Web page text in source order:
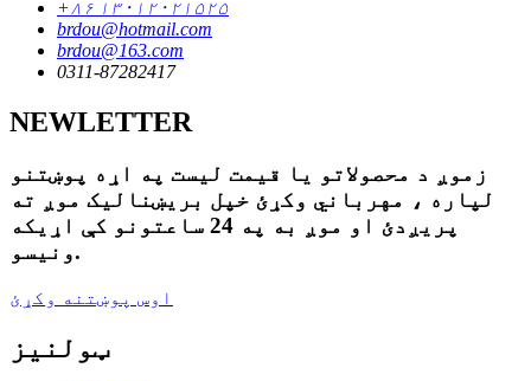
+۸۶ ۱۳۰۱۲۰۲۱۵۲۵
brdou@hotmail.com
brdou@163.com
0311-87282417
NEWLETTER
زموږ د محصولاتو یا قیمت لیست په اړه پوښتنو
لپاره ، مهرباني وکړئ خپل بریښنالیک موږ ته
پریږدئ او موږ به په 24 ساعتونو کې اړیکه
ونیسو.
اوس پوښتنه وکړئ
ټولنیز